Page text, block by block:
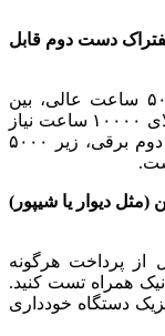
دست دوم قابل
، زیر ۵۰۰۰ ساعت عالی، بین
۵۰۰۰ تا ۱۰۰۰۰ ساعت خوب (با احتیاط) و بالای ۱۰۰۰۰ ساعت نیاز
به بازدید تخصصی دارد. برای لیفتراک دست دوم برقی، زیر ۵۰۰۰
(مثل دیوار یا شیپور)
از پرداخت هرگونه
همراه تست کنید.
دستگاه خودداری